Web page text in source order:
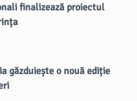
finalizează proiectul
găzduiește o nouă ediție